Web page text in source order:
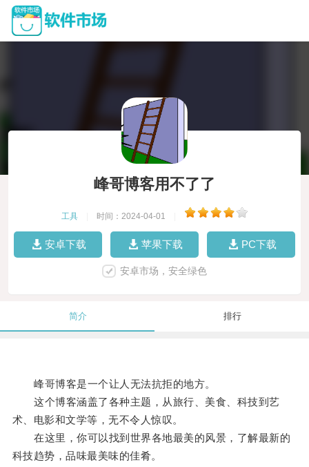
峰哥博客用不了了
工具 时间：2024-04-01
安卓下载 苹果下载 PC下载
安卓市场，安全绿色
简介 排行
峰哥博客是一个让人无法抗拒的地方。
这个博客涵盖了各种主题，从旅行、美食、科技到艺
术、电影和文学等，无不令人惊叹。
在这里，你可以找到世界各地最美的风景，了解最新的
科技趋势，品味最美味的佳肴。